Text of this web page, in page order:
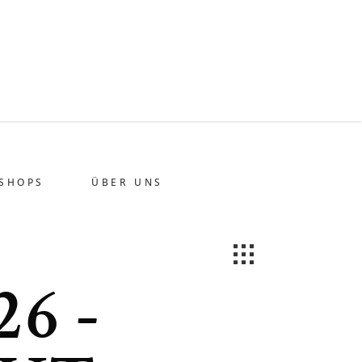
ÜBER UNS
-